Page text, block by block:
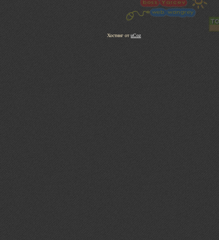
Хостинг отuCoz